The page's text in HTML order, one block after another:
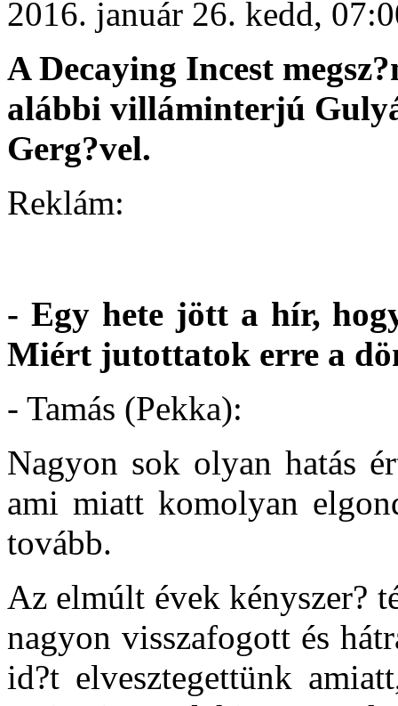
2016. január 26. kedd,
ADecaying Incest
alábbi villáminterjú
Gerg?vel.
Reklám:
- Egy hete jött a hír,
Miért jutottatok erre a
- Tamás (Pekka):
Nagyon sok olyan hatás
ami miatt komolyan
tovább.
Az elmúlt évek kényszer?
nagyon visszafogott és
id?t elvesztegettünk